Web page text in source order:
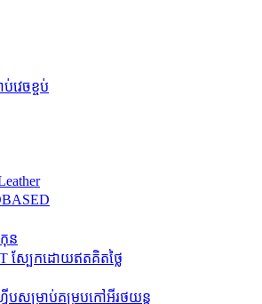
វេចខ្ចប់
ន
ស្បែកដោយឥតគិតថ្លៃ
វីបសម្រាប់គម្របកៅអីរថយន្ត